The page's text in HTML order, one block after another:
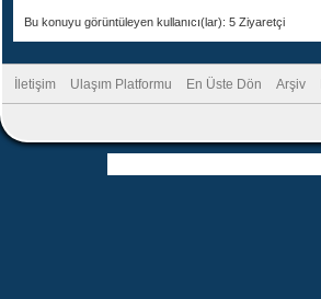
Bu konuyu görüntüleyen kullanıcı(lar): 5 Ziyaretçi
İletişim Ulaşım Platformu En Üste Dön Arşiv